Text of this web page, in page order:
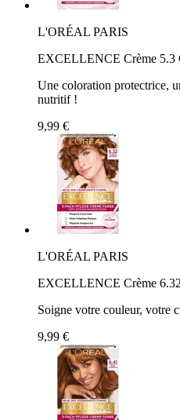
L'ORÉAL PARIS
EXCELLENCE Crème 5.3
Une coloration protectrice,
nutritif !
9,99 €
L'ORÉAL PARIS
EXCELLENCE Crème
Soigne votre couleur, votre
9,99 €